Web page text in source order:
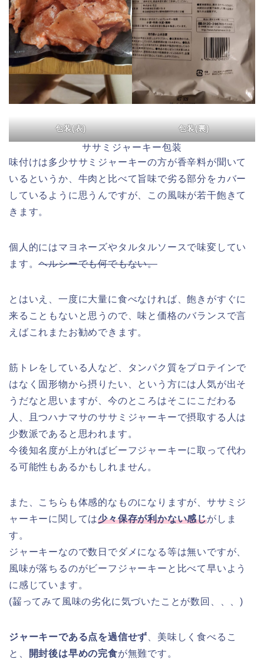
包装(表) 包装(裏)
ササミジャーキー包装
味付けは多少ササミジャーキーの方が香辛料が聞いて
いるというか、牛肉と比べて旨味で劣る部分をカバー
しているように思うんですが、この風味が若干飽きて
きます。
個人的にはマヨネーズやタルタルソースで味変してい
ます。ヘルシーでも何でもない。
とはいえ、一度に大量に食べなければ、飽きがすぐに
来ることもないと思うので、味と価格のバランスで言
えばこれまたお勧めできます。
筋トレをしている人など、タンパク質をプロテインで
はなく固形物から摂りたい、という方には人気が出そ
うだなと思いますが、今のところはそこにこだわる
人、且つハナマサのササミジャーキーで摂取する人は
少数派であると思われます。
今後知名度が上がればビーフジャーキーに取って代わ
る可能性もあるかもしれません。
また、こちらも体感的なものになりますが、ササミジ
ャーキーに関しては少々保存が利かない感じがしま
す。
ジャーキーなので数日でダメになる等は無いですが、
風味が落ちるのがビーフジャーキーと比べて早いよう
に感じています。
(齧ってみて風味の劣化に気づいたことが数回、、、)
ジャーキーである点を過信せず 、美味しく食べるこ
と、
開封後は早めの完食が無難です。